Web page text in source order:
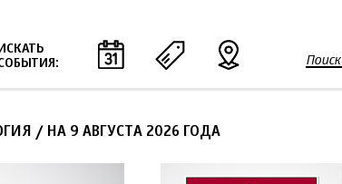
ИСКАТЬ
Поиск
/ НА 9 АВГУСТА 2026 ГОДА